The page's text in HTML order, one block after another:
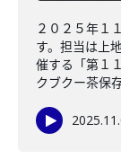
２０２５年１
す。担当は上
催する「第１
クブクー茶保